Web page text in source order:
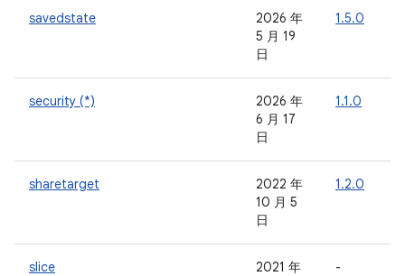
savedstate
2026 年
5 月 19
日
1.5.0
security (*)
2026 年
6 月 17
日
1.1.0
sharetarget
2022 年
10 月 5
日
1.2.0
slice
2021 年
-